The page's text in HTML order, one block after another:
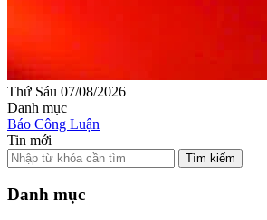
Thứ Sáu 07/08/2026
Danh mục
Báo Công Luận
Tin mới
Tìm kiếm
Danh mục